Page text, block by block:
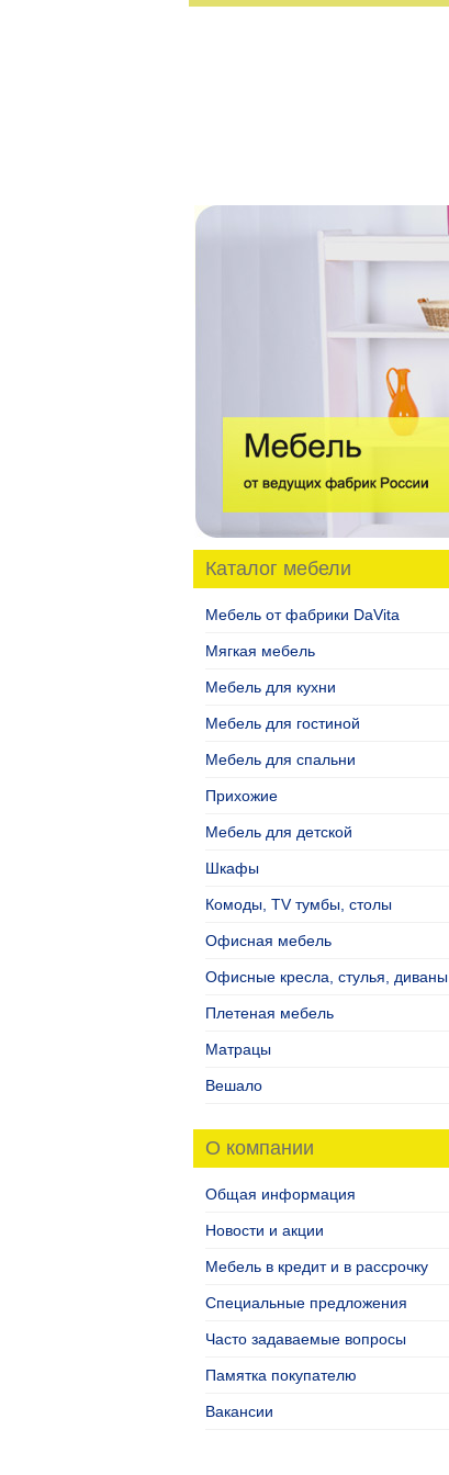
Каталог мебели
Мебель от фабрики DaVita
Мягкая мебель
Мебель для кухни
Мебель для гостиной
Мебель для спальни
Прихожие
Мебель для детской
Шкафы
Комоды, TV тумбы, столы
Офисная мебель
Офисные кресла, стулья, диваны
Плетеная мебель
Матрацы
Вешало
О компании
Общая информация
Новости и акции
Мебель в кредит и в рассрочку
Специальные предложения
Часто задаваемые вопросы
Памятка покупателю
Вакансии